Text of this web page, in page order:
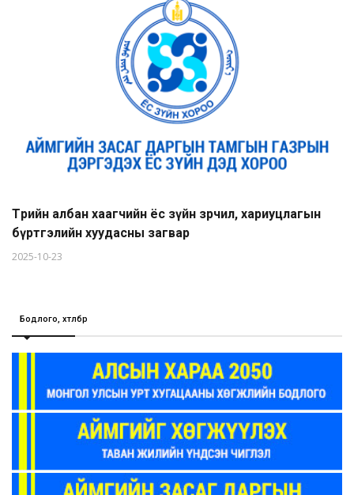
Төрийн албан хаагчийн ёс зүйн зөрчил, хариуцлагын
бүртгэлийн хуудасны загвар
2025-10-23
Бодлого, хөтөлбөр